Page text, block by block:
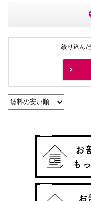
絞り込ん